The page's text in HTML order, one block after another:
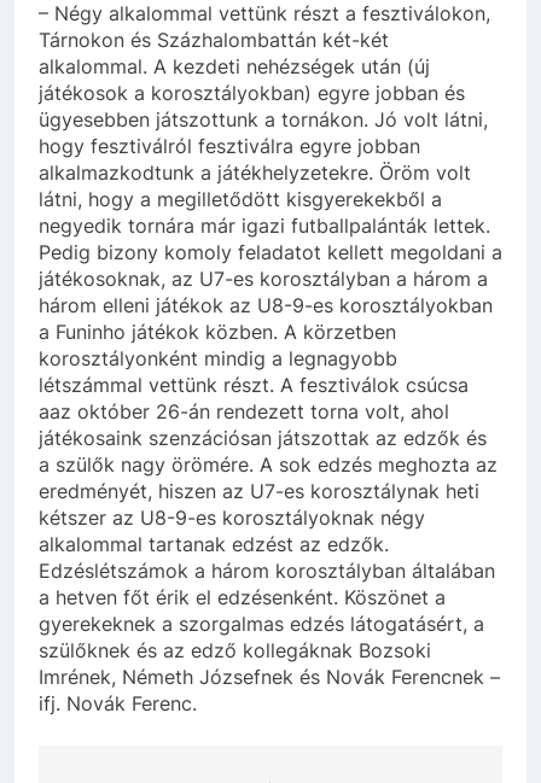
– Négy alkalommal vettünk részt a fesztiválokon,
Tárnokon és Százhalombattán két-két
alkalommal. A kezdeti nehézségek után (új
játékosok a korosztályokban) egyre jobban és
ügyesebben játszottunk a tornákon. Jó volt látni,
hogy fesztiválról fesztiválra egyre jobban
alkalmazkodtunk a játékhelyzetekre. Öröm volt
látni, hogy a megilletődött kisgyerekekből a
negyedik tornára már igazi futballpalánták lettek.
Pedig bizony komoly feladatot kellett megoldani a
játékosoknak, az U7-es korosztályban a három a
három elleni játékok az U8-9-es korosztályokban
a Funinho játékok közben. A körzetben
korosztályonként mindig a legnagyobb
létszámmal vettünk részt. A fesztiválok csúcsa
aaz október 26-án rendezett torna volt, ahol
játékosaink szenzációsan játszottak az edzők és
a szülők nagy örömére. A sok edzés meghozta az
eredményét, hiszen az U7-es korosztálynak heti
kétszer az U8-9-es korosztályoknak négy
alkalommal tartanak edzést az edzők.
Edzéslétszámok a három korosztályban általában
a hetven főt érik el edzésenként. Köszönet a
gyerekeknek a szorgalmas edzés látogatásért, a
szülőknek és az edző kollegáknak Bozsoki
Imrének, Németh Józsefnek és Novák Ferencnek –
ifj. Novák Ferenc.